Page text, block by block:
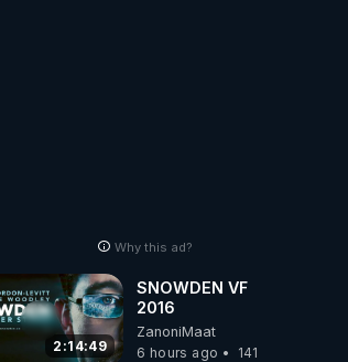
Why this ad?
2:14:49
SNOWDEN VF
2016
ZanoniMaat
6 hours ago
141